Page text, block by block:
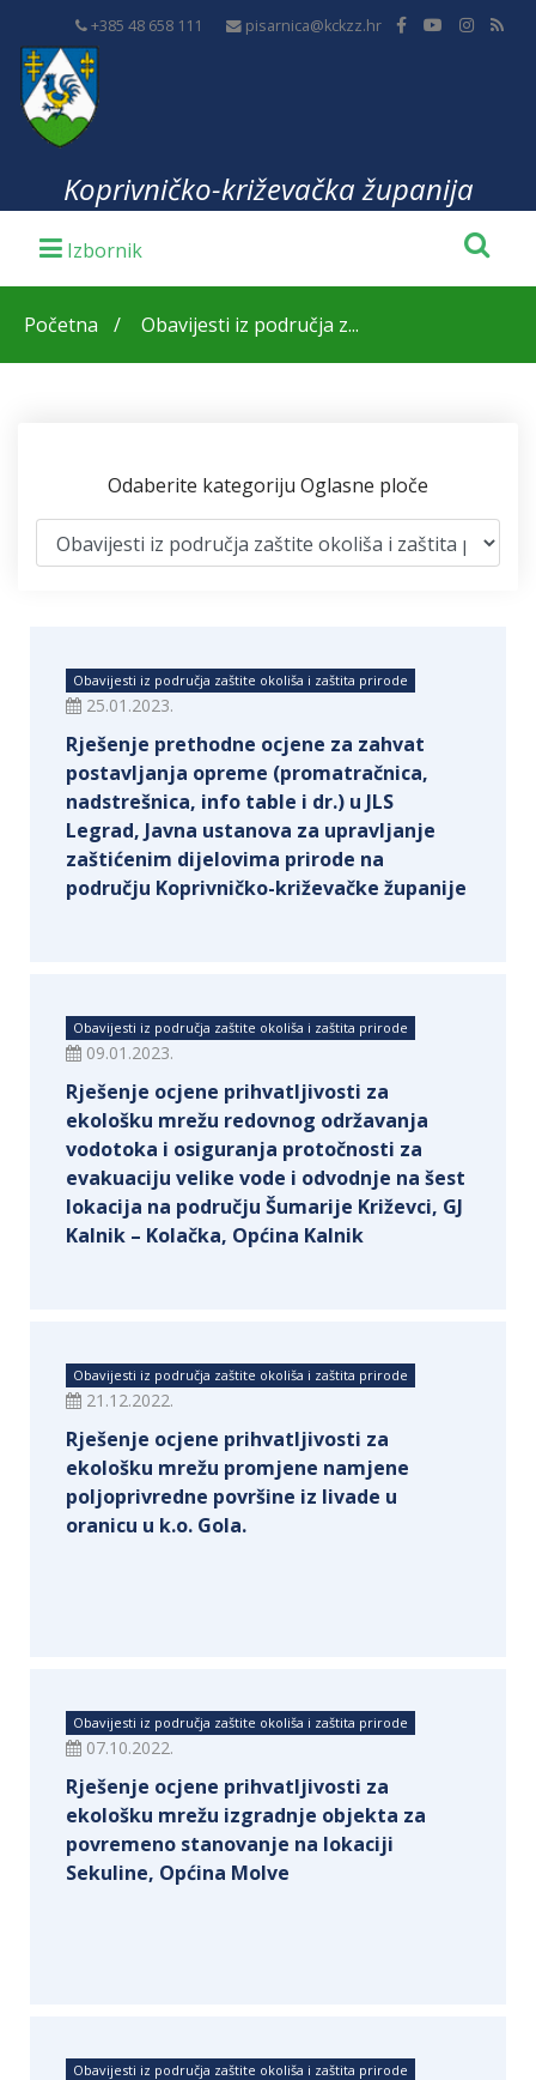
+385 48 658 111 pisarnica@kckzz.hr
Koprivničko-križevačka županija
Početna Obavijesti iz područja z...
Odaberite kategoriju Oglasne ploče
Obavijesti iz područja zaštite okoliša i zaštita prirode
25.01.2023.
Rješenje prethodne ocjene za zahvat
postavljanja opreme (promatračnica,
nadstrešnica, info table i dr.) u JLS
Legrad, Javna ustanova za upravljanje
zaštićenim dijelovima prirode na
području Koprivničko-križevačke županije
Obavijesti iz područja zaštite okoliša i zaštita prirode
09.01.2023.
Rješenje ocjene prihvatljivosti za
ekološku mrežu redovnog održavanja
vodotoka i osiguranja protočnosti za
evakuaciju velike vode i odvodnje na šest
lokacija na području Šumarije Križevci, GJ
Kalnik – Kolačka, Općina Kalnik
Obavijesti iz područja zaštite okoliša i zaštita prirode
21.12.2022.
Rješenje ocjene prihvatljivosti za
ekološku mrežu promjene namjene
poljoprivredne površine iz livade u
oranicu u k.o. Gola.
Obavijesti iz područja zaštite okoliša i zaštita prirode
07.10.2022.
Rješenje ocjene prihvatljivosti za
ekološku mrežu izgradnje objekta za
povremeno stanovanje na lokaciji
Sekuline, Općina Molve
Obavijesti iz područja zaštite okoliša i zaštita prirode